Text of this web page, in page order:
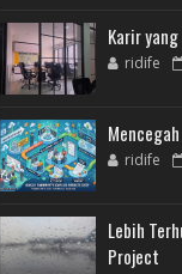
Karir
ridife
ridife
Lebih
Project